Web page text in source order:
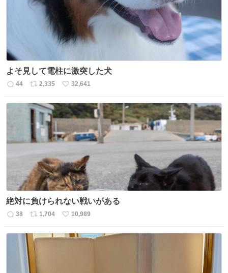
よそ見して電柱に激突した犬
返
数
44
リ
ス
ト
数
2,335
い
ね
数
32,641
絶対に負けられない戦いがある
返
38
リ
ス
ト
数
1,704
い
ね
10,989